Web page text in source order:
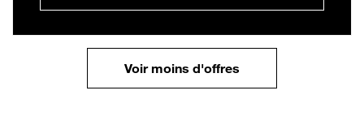
Voir moins d'offres